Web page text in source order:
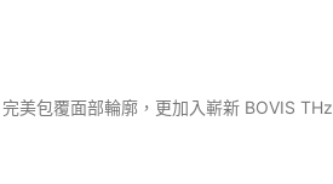
美包覆面部輪廓，更加入嶄新 BOVIS THz